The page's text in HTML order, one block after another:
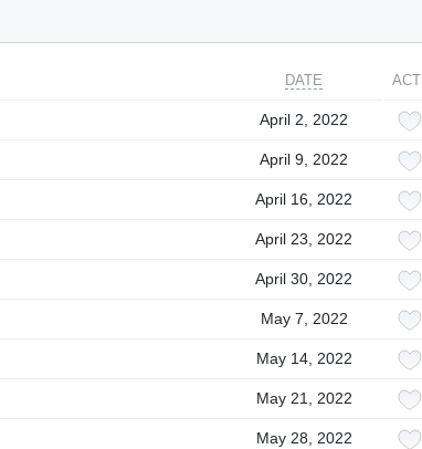
DATE
April 2, 2022
April 9, 2022
April 16, 2022
April 23, 2022
April 30, 2022
May 7, 2022
May 14, 2022
May 21, 2022
May 28, 2022